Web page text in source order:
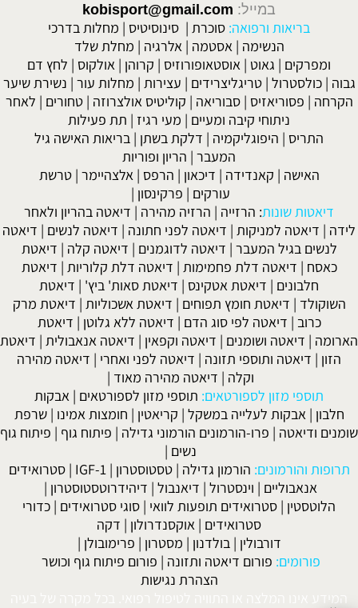
במייל: kobisport@gmail.com
בריאות ורפואה: סוכרת | סינוסיטיס | מחלות בדרכי
הנשימה | אסטמה | אלרגיה | מחלת שלד
ומפרקים | גאוט | אוסטאופורוזיס | קרוהן | אולקוס | לחץ דם
גבוה |כולסטרול |טריגליצרידים | עצירות | מחלות עור | נשירת שיער
הקרחה | פסוריאזיס |סבוריאה | קוליטיס אולצרוזה |טחורים | לאחר
ניתוחי קיבה ומעיים | מעי רגיז | תת פעילות
התריס | היפוגליקמיה | דלקת בשתן | בריאות האישה גיל
המעבר | הריון ופוריות
האישה | קאנדידה | דיכאון | הרפס | אלצהיימר |טרשת
עורקים | פרקינסון |
דיאטות שונות: הרזייה | הרזיה מהירה | דיאטה בהריון ולאחר
לידה | דיאטה למניקות | דיאטה לפני חתונה | דיאטה לנשים | דיאטה
לנשים בגיל המעבר | דיאטה לדוגמנים | דיאטה קלה | דיאטת
כאסח | דיאטה דלת פחמימות | דיאטה דלת קלוריות | דיאטת
חלבונים | דיאטת אטקינס | דיאטת סאות' ביץ' | דיאטת
השוקולד | דיאטת חומץ תפוחים | דיאטת אשכוליות | דיאטת מרק
כרוב | דיאטה לפי סוג הדם | דיאטה ללא גלוטן | דיאטת
הארומה | דיאטה ושומנים | דיאטה וקפאין | דיאטה אנאבולית | דיאטת
הזון | דיאטה ותוספי תזונה | דיאטה לפני ואחרי | דיאטה מהירה
וקלה | דיאטה מהירה מאוד |
תוספי מזון לספורטאים: תוספי מזון לספורטאים | אבקות
חלבון | אבקות לעלייה במשקל | קריאטין | חומצות אמינו |שרפת
שומנים ודיאטה | פרו-הורמונים הורמוני גדילה | פיתוח גוף | פיתוח גוף
נשים |
תרופות והורמונים: הורמון גדילה |טסטוסטרון |
IGF-1
|סטרואידים
אנאבוליים | וינסטרול | דיאנבול | דיהידרוטסטוסטרון |
הלוטסטין | סטרואידים תופעות לוואי | סוגי סטרואידים | כדורי
סטרואידים | אוקסנדרולון | דקה
דורבולין | בולדנון | מסטרון | פרימובולן |
פורומים: פורום דיאטה ותזונה | פורום פיתוח גוף וכושר
הצהרת נגישות
המידע אינו המלצה או התוויה לטיפול רפואי. בכל מקרה של בעיה